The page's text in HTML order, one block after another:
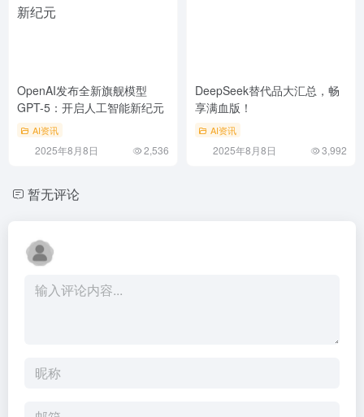
OpenAI发布全新旗舰模型
GPT-5：开启人工智能新纪元
AI资讯
2025年8月8日 2,536
DeepSeek替代品大汇总，畅
享满血版！
AI资讯
2025年8月8日 3,992
暂无评论